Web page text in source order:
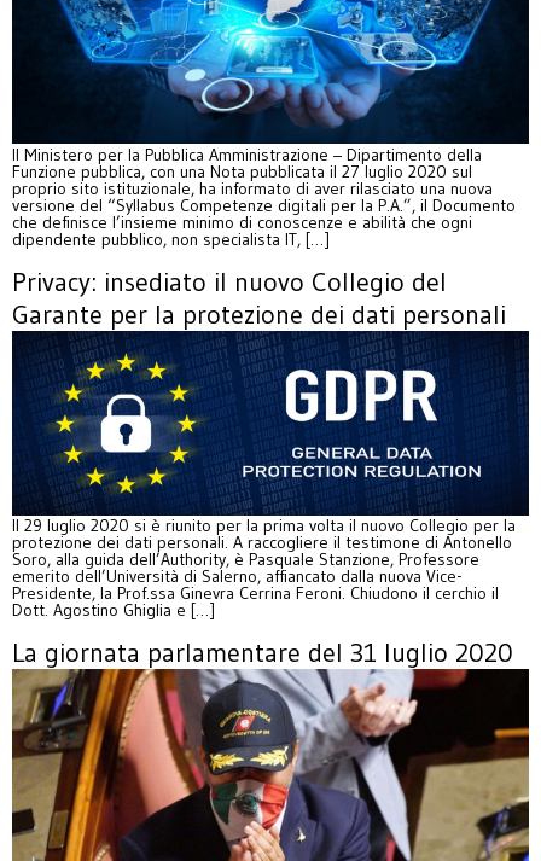
Il Ministero per la Pubblica Amministrazione – Dipartimento della
Funzione pubblica, con una Nota pubblicata il 27 luglio 2020 sul
proprio sito istituzionale, ha informato di aver rilasciato una nuova
versione del “Syllabus Competenze digitali per la P.A.”, il Documento
che definisce l’insieme minimo di conoscenze e abilità che ogni
dipendente pubblico, non specialista IT, […]
Privacy: insediato il nuovo Collegio del
Garante per la protezione dei dati personali
Il 29 luglio 2020 si è riunito per la prima volta il nuovo Collegio per la
protezione dei dati personali. A raccogliere il testimone di Antonello
Soro, alla guida dell’Authority, è Pasquale Stanzione, Professore
emerito dell’Università di Salerno, affiancato dalla nuova Vice-
Presidente, la Prof.ssa Ginevra Cerrina Feroni. Chiudono il cerchio il
Dott. Agostino Ghiglia e […]
La giornata parlamentare del 31 luglio 2020